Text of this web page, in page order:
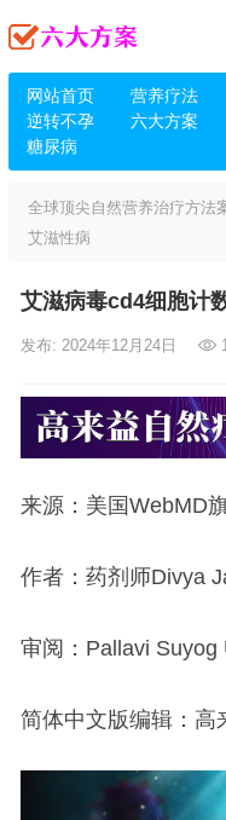
网站首页 营养疗法
逆转不孕
六大方案
糖尿病
全球顶尖自然营养治疗方法
艾滋性病
艾滋病毒cd4细胞计
发布: 2024年12月24日
来源：美国WebMD
作者：药剂师Divya
审阅：Pallavi Suyog
简体中文版编辑：高